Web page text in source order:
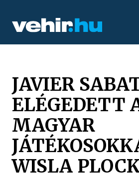
JAVIER
ELÉGEDETT
MAGYAR
WISLA